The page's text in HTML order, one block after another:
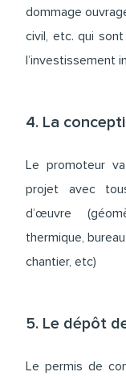
dommage
civil, etc. qui
l’investissement
4. La
Le promoteur
projet avec
d’œuvre
thermique,
chantier, etc)
5. Le dépôt
Le permis de